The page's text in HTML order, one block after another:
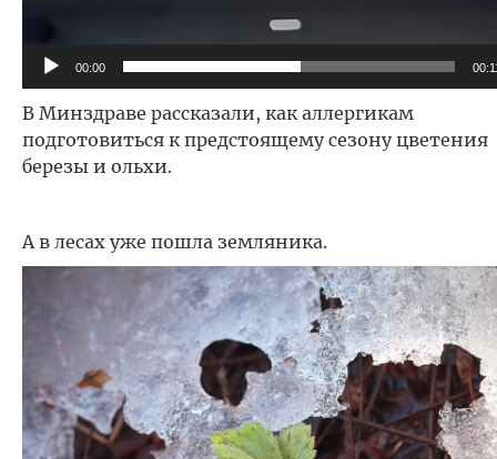
00:00
В Минздраве рассказали, как аллергикам
подготовиться к предстоящему сезону цветения
березы и ольхи.
А в лесах уже пошла земляника.